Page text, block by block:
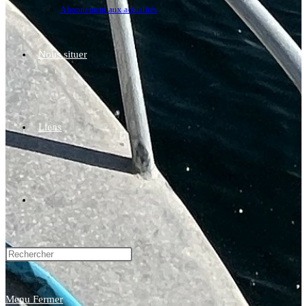
Abonnement aux actualités
Nous situer
Liens
Toggle
website
Menu Fermer